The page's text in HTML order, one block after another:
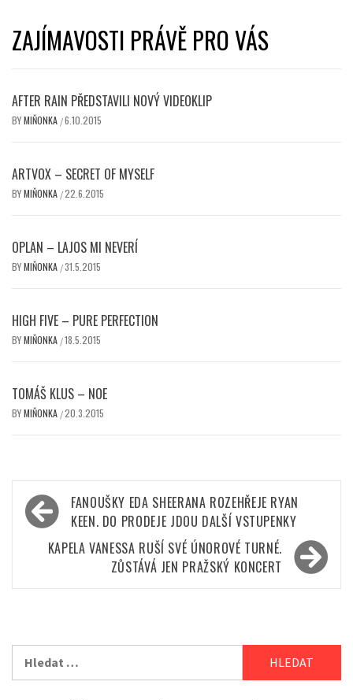
ZAJÍMAVOSTI PRÁVĚ PRO VÁS
AFTER RAIN PŘEDSTAVILI NOVÝ VIDEOKLIP
BYMIŇONKA /6.10.2015
ARTVOX – SECRET OF MYSELF
BYMIŇONKA /22.6.2015
OPLAN – LAJOS MI NEVERÍ
BYMIŇONKA /31.5.2015
HIGH FIVE – PURE PERFECTION
BYMIŇONKA /18.5.2015
TOMÁŠ KLUS – NOE
BYMIŇONKA /20.3.2015
Navigace
pro
příspěvek
FANOUŠKY EDA SHEERANA ROZEHŘEJE RYAN
KEEN. DO PRODEJE JDOU DALŠÍ VSTUPENKY
KAPELA VANESSA RUŠÍ SVÉ ÚNOROVÉ TURNÉ.
ZŮSTÁVÁ JEN PRAŽSKÝ KONCERT